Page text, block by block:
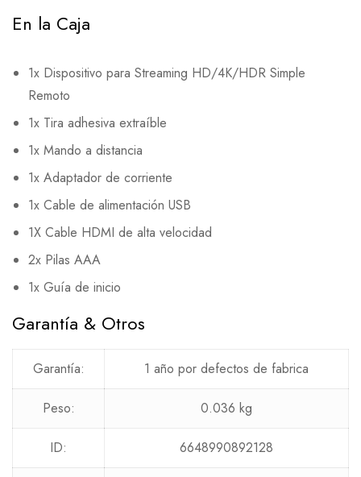
En la Caja
1x Dispositivo para Streaming HD/4K/HDR Simple
Remoto
1x Tira adhesiva extraíble
1x Mando a distancia
1x Adaptador de corriente
1x Cable de alimentación USB
1X Cable HDMI de alta velocidad
2x Pilas AAA
1x Guía de inicio
Garantía & Otros
Garantía: 1 año por defectos de fabrica
Peso: 0.036 kg
ID: 6648990892128